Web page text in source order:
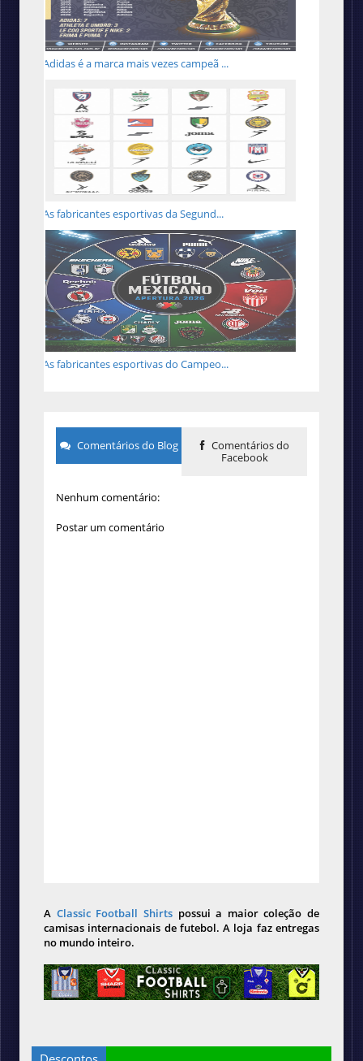
Adidas é a marca mais vezes campeã ...
As fabricantes esportivas da Segund...
As fabricantes esportivas do Campeo...
Comentários do Blog
Comentários do
Facebook
Nenhum comentário:
Postar um comentário
A Classic Football Shirts possui a maior coleção de
camisas internacionais de futebol. A loja faz entregas
no mundo inteiro.